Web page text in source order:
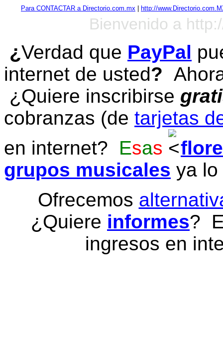
Para CONTACTAR a Directorio.com.mx http://
Bienvenido a
¿Verdad que PayPal
internet de usted?
¿Quiere inscribirse
cobranzas (de tarjetas
en internet? Esas
grupos musicales ya
Ofrecemos
¿Quiere informes?
ingresos en